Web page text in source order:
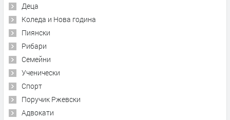
Деца
Коледа и Нова година
Пиянски
Рибари
Семейни
Ученически
Спорт
Поручик Ржевски
Адвокати